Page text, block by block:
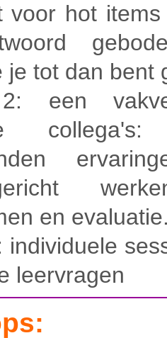
voor hot
je tot dan bent
een
en
individuele
leervragen